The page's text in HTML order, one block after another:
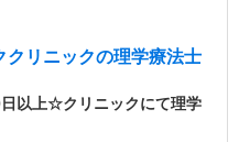
クリニックの理学療法士
日以上☆クリニックにて理学